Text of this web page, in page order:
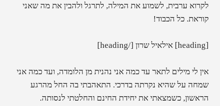
לקרוא ערבית, לשמוע את המילה, לתרגל ולהבין את מה שאני
קוראת. כל הכבוד!
אין לי מילים לתאר עד כמה אני נהנית מן הלומדה, ועד כמה אני
שמחה על שהיא נקרתה בדרכי. התאהבתי בה החל מהרגע
הראשון, כשמצאתי את יחידת החינם והחלטתי לנסותה.